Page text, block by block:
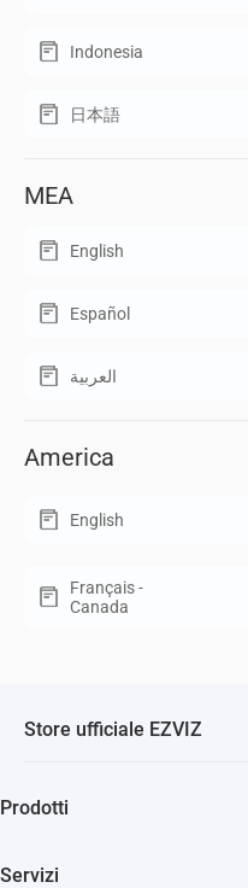
Indonesia
日本語
MEA
English
Español
العربية
America
English
Français -
Canada
Store ufficiale EZVIZ
Prodotti
Servizi